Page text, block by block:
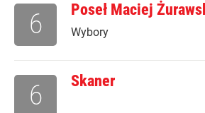
Poseł Maciej
Wybory
6
Skaner
6